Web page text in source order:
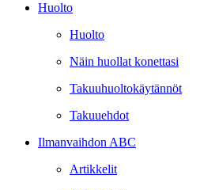
Huolto
Huolto
Näin huollat konettasi
Takuuhuoltokäytännöt
Takuuehdot
Ilmanvaihdon ABC
Artikkelit